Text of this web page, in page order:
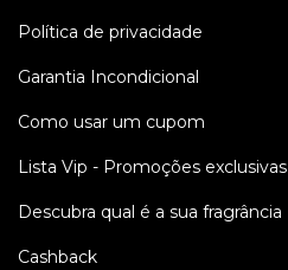
Política de privacidade
Garantia Incondicional
Como usar um cupom
Lista Vip - Promoções exclusivas
Descubra qual é a sua fragrância
Cashback